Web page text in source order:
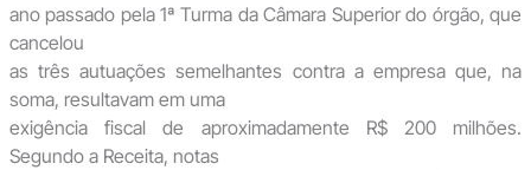
ano passado pela 1ª Turma da Câmara Superior do órgão, que
cancelou
as três autuações semelhantes contra a empresa que, na
soma, resultavam em uma
exigência fiscal de aproximadamente R$ 200 milhões.
Segundo a Receita, notas